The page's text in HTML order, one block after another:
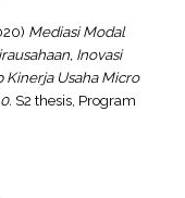
Mediasi Modal
Inovasi
Kinerja Usaha Micro
S2 thesis, Program